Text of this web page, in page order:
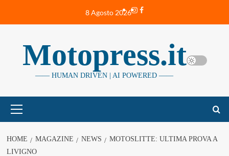
8 Agosto 2026Instagram
Facebook
Motopress.it
—— HUMAN DRIVEN | AI POWERED ——
principale
HOME MAGAZINE NEWS
MOTOSLITTE: ULTIMA PROVA A
LIVIGNO